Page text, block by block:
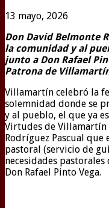
13 mayo, 2026
Don David Belmonte
la comunidad y al
junto a Don Rafael
Patrona de
Villamartín celebró la
solemnidad donde se
y al pueblo, el que ya
Virtudes de Villamartín
Rodríguez Pascual
pastoral (servicio de
necesidades
Don Rafael Pinto Vega.